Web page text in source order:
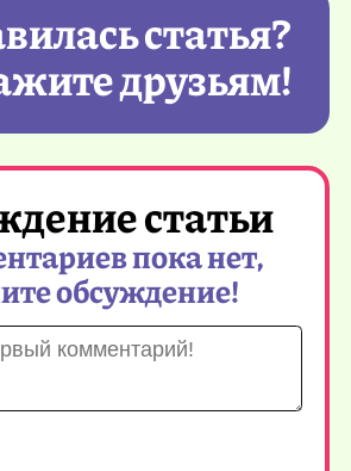
статья?
друзьям!
статьи
пока нет,
обсуждение!